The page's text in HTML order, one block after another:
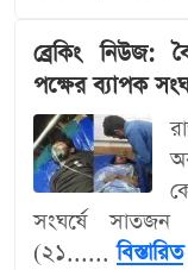
ব্রেকিং নিউজ:
পক্ষের ব্যাপক
সংঘর্ষে সাতজন
(২১......বিস্তারিত